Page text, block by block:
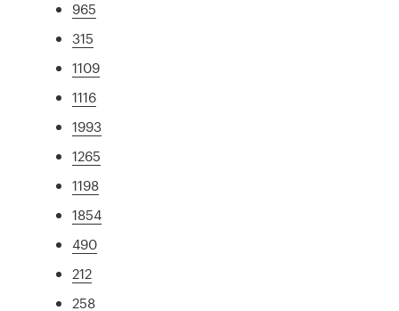
965
315
1109
1116
1993
1265
1198
1854
490
212
258